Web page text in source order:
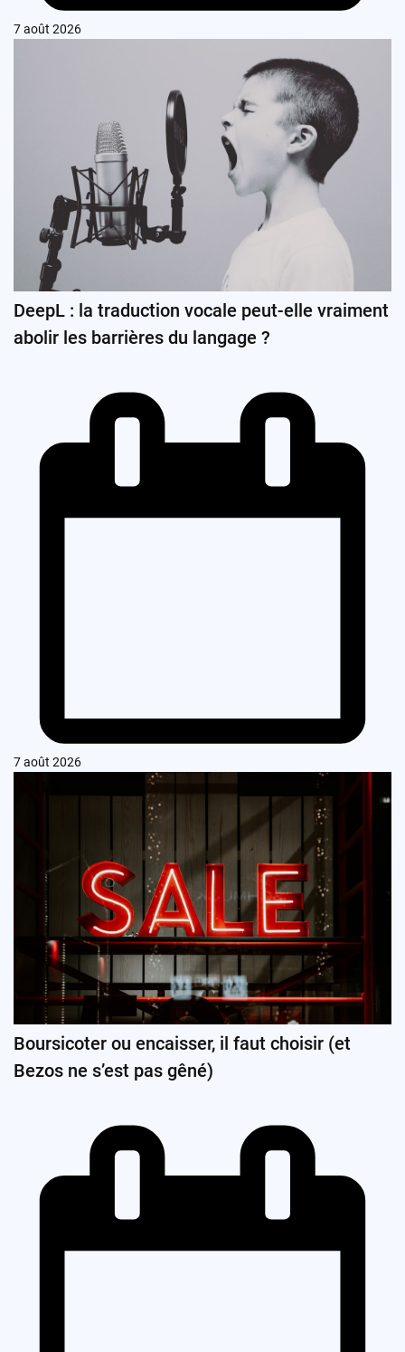
7 août 2026
DeepL : la traduction vocale peut-elle vraiment
abolir les barrières du langage ?
7 août 2026
Boursicoter ou encaisser, il faut choisir (et
Bezos ne s’est pas gêné)